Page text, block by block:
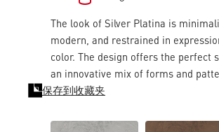
The look of Silver Platina is
modern, and restrained in
color. The design offers the perfect
an innovative mix of forms and
保存到收藏夹